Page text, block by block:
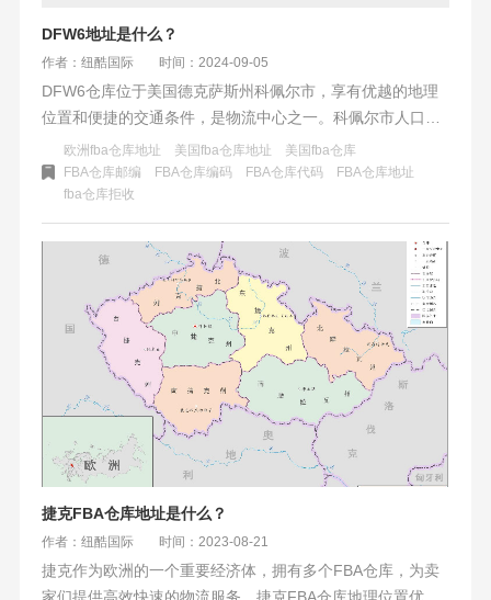
DFW6地址是什么？
作者：纽酷国际 时间：2024-09-05
DFW6仓库位于美国德克萨斯州科佩尔市，享有优越的地理
位置和便捷的交通条件，是物流中心之一。科佩尔市人口收
入情况与全州经济紧密相关，购物习惯多样，周末活动丰
富。DFW6仓库利用地域优势，高效响应市场需求，推动当
地物流产业发展。
欧洲fba仓库地址 美国fba仓库地址
美国fba仓库
FBA仓库邮编
FBA仓库编码 FBA仓库代码
FBA仓库地址
fba仓库拒收
捷克FBA仓库地址是什么？
作者：纽酷国际 时间：2023-08-21
捷克作为欧洲的一个重要经济体，拥有多个FBA仓库，为卖
家们提供高效快速的物流服务。捷克FBA仓库地理位置优